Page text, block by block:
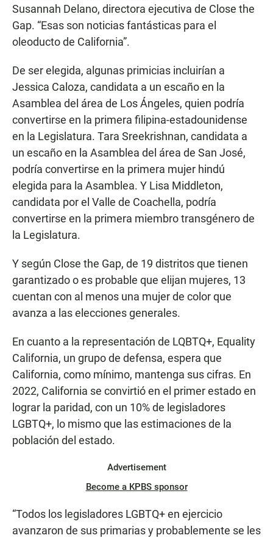
Susannah Delano, directora ejecutiva de Close the
Gap. “Esas son noticias fantásticas para el
oleoducto de California”.
De ser elegida, algunas primicias incluirían a
Jessica Caloza, candidata a un escaño en la
Asamblea del área de Los Ángeles, quien podría
convertirse en la primera filipina-estadounidense
en la Legislatura. Tara Sreekrishnan, candidata a
un escaño en la Asamblea del área de San José,
podría convertirse en la primera mujer hindú
elegida para la Asamblea. Y Lisa Middleton,
candidata por el Valle de Coachella, podría
convertirse en la primera miembro transgénero de
la Legislatura.
Y según Close the Gap, de 19 distritos que tienen
garantizado o es probable que elijan mujeres, 13
cuentan con al menos una mujer de color que
avanza a las elecciones generales.
En cuanto a la representación de LQBTQ+, Equality
California, un grupo de defensa, espera que
California, como mínimo, mantenga sus cifras. En
2022, California se convirtió en el primer estado en
lograr la paridad, con un 10% de legisladores
LGBTQ+, lo mismo que las estimaciones de la
población del estado.
Advertisement
Become a KPBS sponsor
“Todos los legisladores LGBTQ+ en ejercicio
avanzaron de sus primarias y probablemente se les